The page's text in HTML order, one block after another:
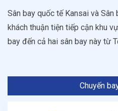
Sân bay quốc tế Kansai và
khách thuận tiện tiếp cận khu
bay đến cả hai sân bay này từ
Chuyến